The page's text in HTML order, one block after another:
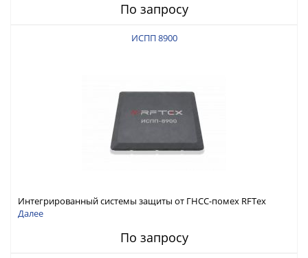
По запросу
ИСПП 8900
Интегрированный системы защиты от ГНСС-помех RFТех
ИСПП 8900
Далее
По запросу